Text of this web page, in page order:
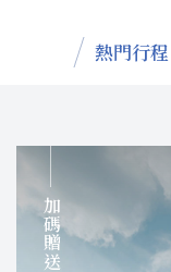
熱門行程
加碼贈送